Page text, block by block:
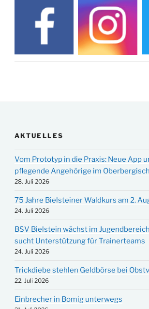
AKTUELLES
Vom Prototyp in die Praxis: Neue App
pflegende Angehörige im
28. Juli 2026
75 Jahre Bielsteiner Waldkurs am 2.
24. Juli 2026
BSV Bielstein wächst im
sucht Unterstützung für Trainerteams
24. Juli 2026
Trickdiebe stehlen Geldbörse bei
22. Juli 2026
Einbrecher in Bomig unterwegs